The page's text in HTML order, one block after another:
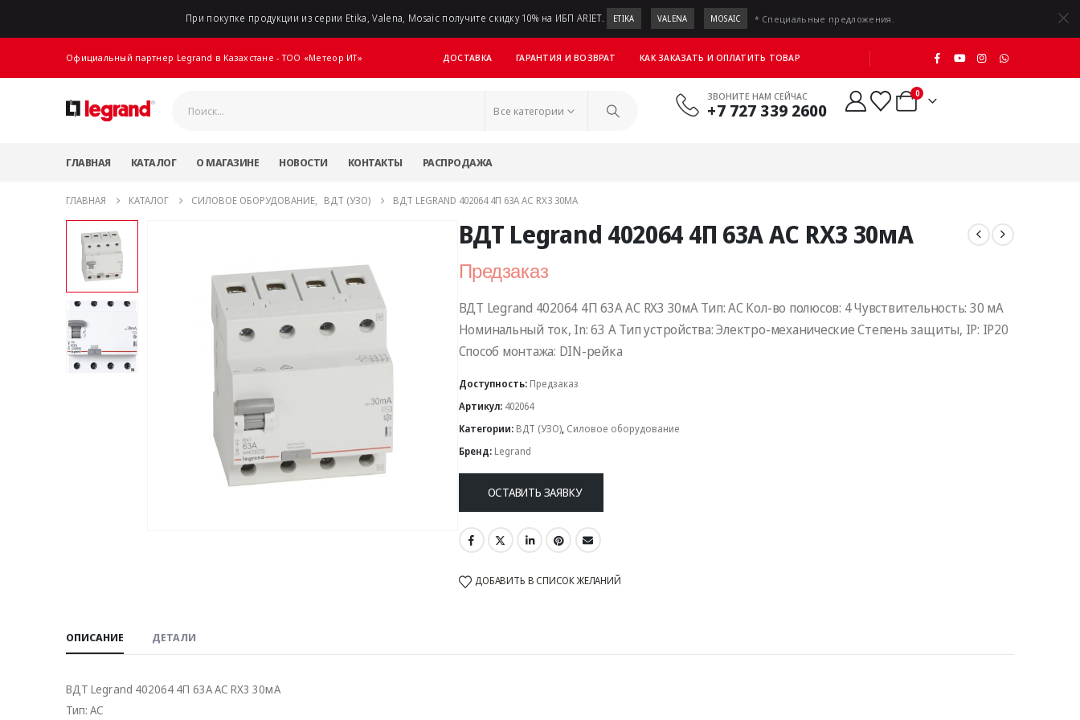
При покупке продукции из серии Etika, Valena, Mosaic получите скидку 10% на ИБП ARIET. ETIKA VALENA MOSAIC * Специальные предложения.
Официальный партнер Legrand в Казахстане - ТОО «Метеор ИТ» ДОСТАВКА ГАРАНТИЯ И ВОЗВРАТ КАК ЗАКАЗАТЬ И ОПЛАТИТЬ ТОВАР
Все категории
ЗВОНИТЕ НАМ СЕЙЧАС
+7 727 339 2600
0
ГЛАВНАЯ КАТАЛОГ О МАГАЗИНЕ НОВОСТИ КОНТАКТЫ РАСПРОДАЖА
ГЛАВНАЯ КАТАЛОГ СИЛОВОЕ ОБОРУДОВАНИЕ, ВДТ (УЗО) ВДТ LEGRAND 402064 4П 63А АC RX3 30МA
ВДТ Legrand 402064 4П 63А АC RX3 30мA
Предзаказ
ВДТ Legrand 402064 4П 63А АC RX3 30мA Тип: AC Кол-вo полюсов: 4 Чувствительность: 30 мА
Номинальный ток, In: 63 А Тип уcтройства: Электро-механические Стeпень зaщиты, IP: IP20
Способ монтажа: DIN-рейка
Доступность: Предзаказ
Артикул: 402064
Категории: ВДТ (УЗО), Силовое оборудование
Бренд: Legrand
ОСТАВИТЬ ЗАЯВКУ
ДОБАВИТЬ В СПИСОК ЖЕЛАНИЙ
ОПИСАНИЕ ДЕТАЛИ
ВДТ Legrand 402064 4П 63А АC RX3 30мA
Тип: AC